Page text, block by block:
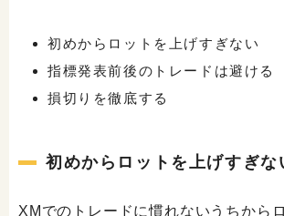
初めからロットを上げすぎない
指標発表前後のトレードは避ける
損切りを徹底する
初めからロットを上げすぎな
XMでのトレードに慣れないうちから